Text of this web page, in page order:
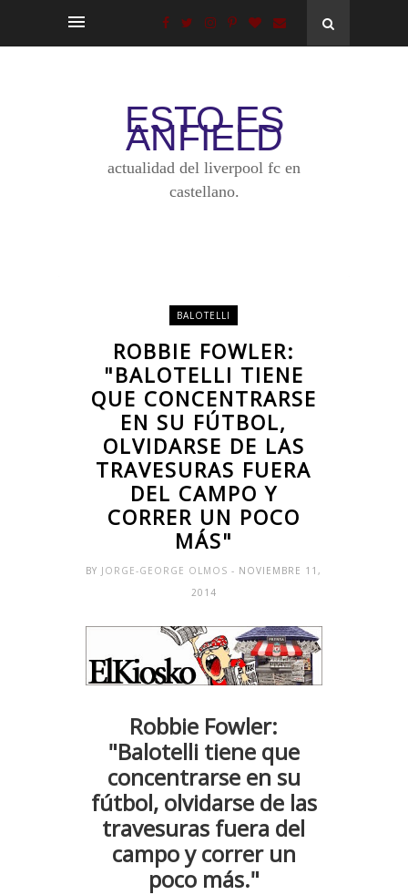
ESTO ES
ANFIELD
actualidad del liverpool fc en
castellano.
BALOTELLI
ROBBIE FOWLER:
"BALOTELLI TIENE
QUE CONCENTRARSE
EN SU FÚTBOL,
OLVIDARSE DE LAS
TRAVESURAS FUERA
DEL CAMPO Y
CORRER UN POCO
MÁS"
BY JORGE-GEORGE OLMOS- NOVIEMBRE 11,
2014
Robbie Fowler:
"Balotelli tiene que
concentrarse en su
fútbol, olvidarse de las
travesuras fuera del
campo y correr un
poco más."